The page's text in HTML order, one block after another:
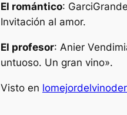
El romántico:
Invitación al amor.
El profesor: Anier
untuoso. Un gran vino».
Visto en